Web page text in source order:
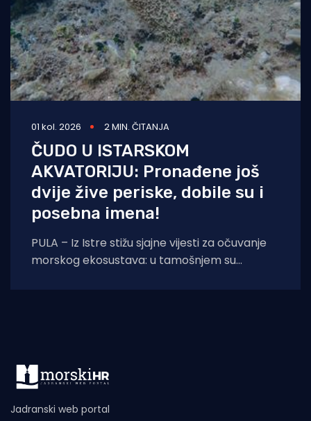
01 kol. 2026 2 MIN. ČITANJA
ČUDO U ISTARSKOM
AKVATORIJU: Pronađene još
dvije žive periske, dobile su i
posebna imena!
PULA – Iz Istre stižu sjajne vijesti za očuvanje
morskog ekosustava: u tamošnjem su
Jadranski web portal